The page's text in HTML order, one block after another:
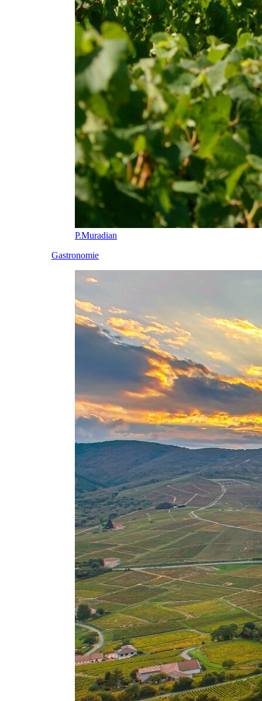
P.Muradian
Gastronomie